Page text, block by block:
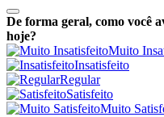
De forma geral, como você
hoje?
Muito
Insatisfeito
Regular
Satisfeito
Muito